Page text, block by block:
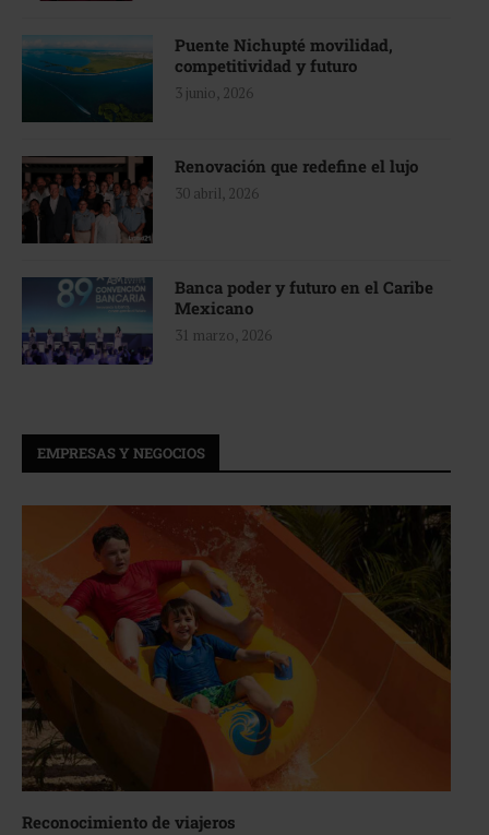
Puente Nichupté movilidad,
competitividad y futuro
3 junio, 2026
Renovación que redefine el lujo
30 abril, 2026
Banca poder y futuro en el Caribe
Mexicano
31 marzo, 2026
EMPRESAS Y NEGOCIOS
Reconocimiento de viajeros